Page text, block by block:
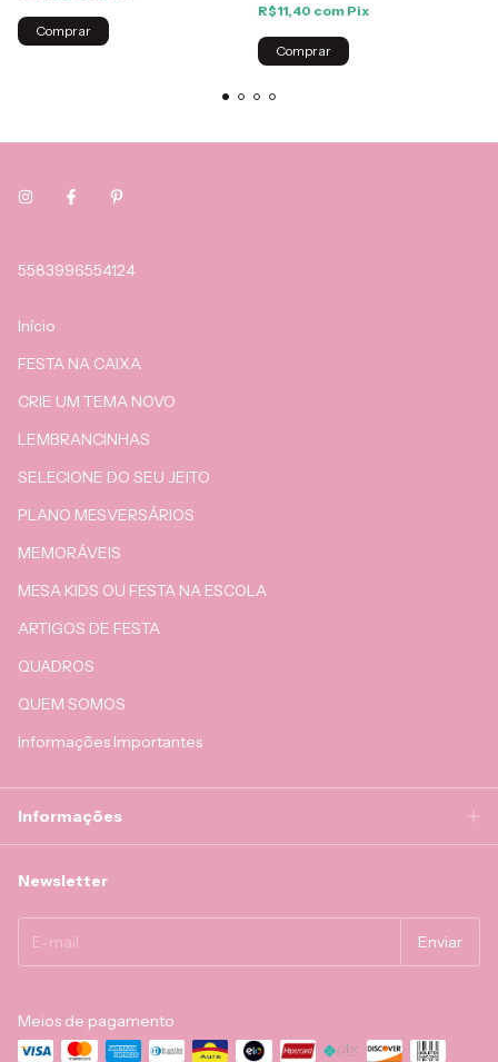
R$11,40 com Pix
5583996554124
Início
FESTA NA CAIXA
CRIE UM TEMA NOVO
LEMBRANCINHAS
SELECIONE DO SEU JEITO
PLANO MESVERSÁRIOS
MEMORÁVEIS
MESA KIDS OU FESTA NA ESCOLA
ARTIGOS DE FESTA
QUADROS
QUEM SOMOS
Informações Importantes
Informações
Newsletter
Meios de pagamento